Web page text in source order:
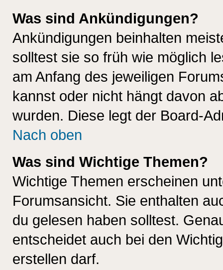
Was sind Ankündigungen?
Ankündigungen beinhalten
solltest sie so früh wie möglich
am Anfang des jeweiligen
kannst oder nicht hängt davon
wurden. Diese legt der Board-
Nach oben
Was sind Wichtige Themen?
Wichtige Themen erscheinen
Forumsansicht. Sie enthalten
du gelesen haben solltest.
entscheidet auch bei den
erstellen darf.